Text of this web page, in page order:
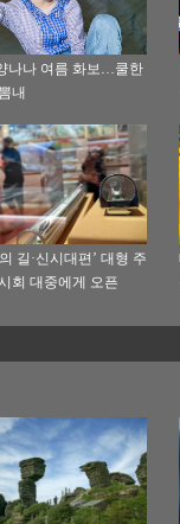
나나 여름 화보…쿨한
내
길·신시대편’ 대형 주
회 대중에게 오픈